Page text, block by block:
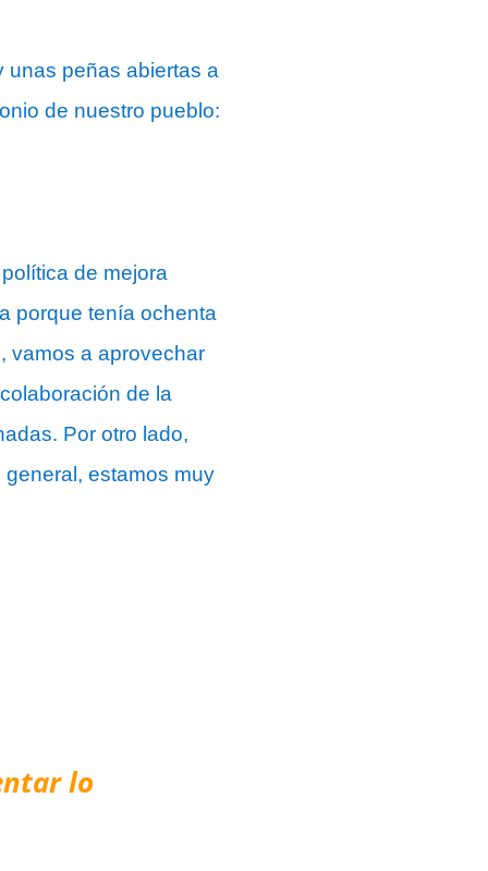
unas peñas abiertas a
de nuestro pueblo:
de mejora
porque tenía ochenta
vamos a aprovechar
de la
Por otro lado,
estamos muy
lo